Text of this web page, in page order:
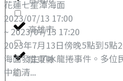
高雄市
屏東縣
花蓮七星潭海面
2023/07/13 17:00
~ 2023/07/13 17:20
2023年7月13日傍晚5點到5點
海面發生了水龍捲事件。多位
中能清...